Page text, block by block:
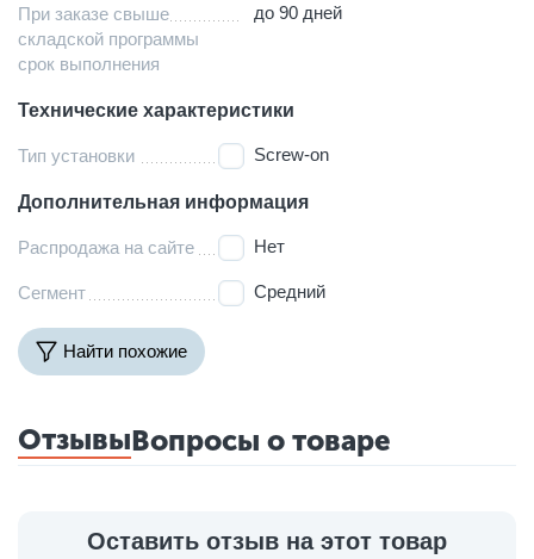
При заказе свыше
складской программы
срок выполнения
до 90 дней
Технические характеристики
Тип установки Screw-on
Дополнительная информация
Распродажа на сайте Нет
Сегмент Средний
Найти похожие
ОтзывыВопросы о товаре
Оставить отзыв на этот товар